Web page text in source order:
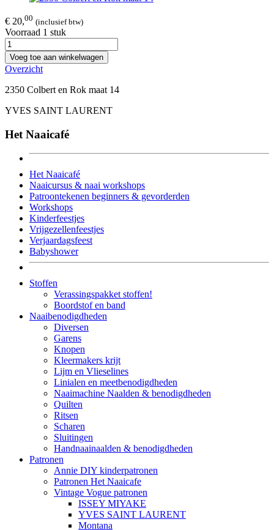
€ 20,00 (inclusief btw)
Voorraad 1 stuk
Voeg toe aan winkelwagen
Overzicht
2350 Colbert en Rok maat 14
YVES SAINT LAURENT
Het Naaicafé
Het Naaicafé
Naaicursus & naai workshops
Patroontekenen beginners & gevorderden
Workshops
Kinderfeestjes
Vrijgezellenfeestjes
Verjaardagsfeest
Babyshower
Stoffen
Verassingspakket stoffen!
Boordstof en band
Naaibenodigdheden
Diversen
Garens
Knopen
Kleermakers krijt
Lijm en Vlieselines
Linialen en meetbenodigdheden
Naaimachine Naalden & benodigdheden
Quilten
Ritsen
Scharen
Sluitingen
Handnaainaalden & benodigdheden
Patronen
Annie DIY kinderpatronen
Patronen Het Naaicafe
Vintage Vogue patronen
ISSEY MIYAKE
YVES SAINT LAURENT
Montana